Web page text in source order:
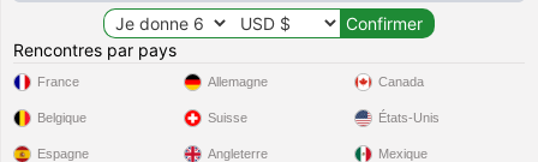
Rencontres par pays
France
Belgique
Espagne
Allemagne
Suisse
Angleterre
Canada
États-Unis
Mexique